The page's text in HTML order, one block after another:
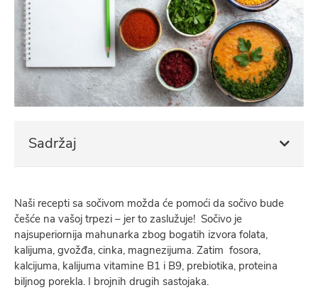
Sadržaj
Naši recepti sa sočivom možda će pomoći da sočivo bude
češće na vašoj trpezi – jer to zaslužuje! Sočivo je
najsuperiornija mahunarka zbog bogatih izvora folata,
kalijuma, gvožđa, cinka, magnezijuma. Zatim fosora,
kalcijuma, kalijuma vitamine B1 i B9, prebiotika, proteina
biljnog porekla. I brojnih drugih sastojaka.